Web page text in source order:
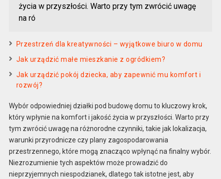
życia w przyszłości. Warto przy tym zwrócić uwagę
na ró
Przestrzeń dla kreatywności – wyjątkowe biuro w domu
Jak urządzić małe mieszkanie z ogródkiem?
Jak urządzić pokój dziecka, aby zapewnić mu komfort i
rozwój?
Wybór odpowiedniej działki pod budowę domu to kluczowy krok,
który wpłynie na komfort i jakość życia w przyszłości. Warto przy
tym zwrócić uwagę na różnorodne czynniki, takie jak lokalizacja,
warunki przyrodnicze czy plany zagospodarowania
przestrzennego, które mogą znacząco wpłynąć na finalny wybór.
Niezrozumienie tych aspektów może prowadzić do
nieprzyjemnych niespodzianek, dlatego tak istotne jest, aby